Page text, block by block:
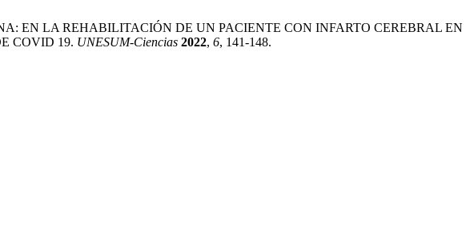
EN LA REHABILITACIÓN DE UN PACIENTE CON INFARTO CEREBRAL EN
COVID 19. UNESUM-Ciencias 2022, 6, 141-148.